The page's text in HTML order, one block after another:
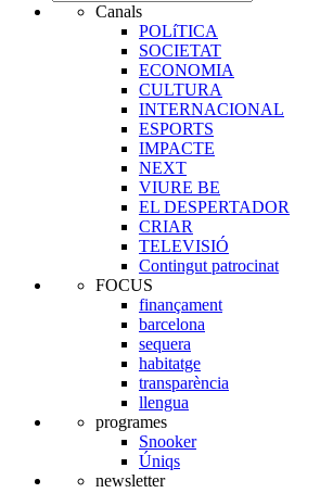
Canals
POLíTICA
SOCIETAT
ECONOMIA
CULTURA
INTERNACIONAL
ESPORTS
IMPACTE
NEXT
VIURE BE
EL DESPERTADOR
CRIAR
TELEVISIÓ
Contingut patrocinat
FOCUS
finançament
barcelona
sequera
habitatge
transparència
llengua
programes
Snooker
Úniqs
newsletter